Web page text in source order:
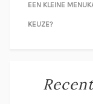
EEN KLEINE
KEUZE?